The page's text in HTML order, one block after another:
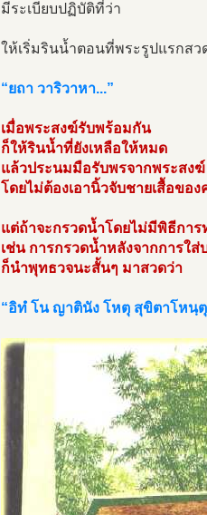
มีระเบียบปฏิบัติที่ว่า
ให้เริ่มรินน้ำตอนที่พระรูปแรกสว
“ยถา วาริวาหา...”
เมื่อพระสงฆ์รับพร้อมกัน
ก็ให้รินน้ำที่ยังเหลือให้หมด
แล้วประนมมือรับพรจากพระสงฆ์
โดยไม่ต้องเอานิ้วจับชายเสื้อขอ
แต่ถ้าจะกรวดน้ำโดยไม่มีพิธีกา
เช่น การกรวดน้ำหลังจากการใส่
ก็นำพุทธวจนะสั้นๆ มาสวดว่า
“อิทํ โน ญาตินัง โหตุ สุขิตาโหนฺ